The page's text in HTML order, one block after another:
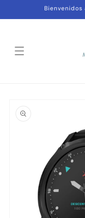
directamente
al contenido
información